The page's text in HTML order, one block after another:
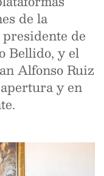
de la
de
Bellido, y el
Alfonso Ruiz
y en